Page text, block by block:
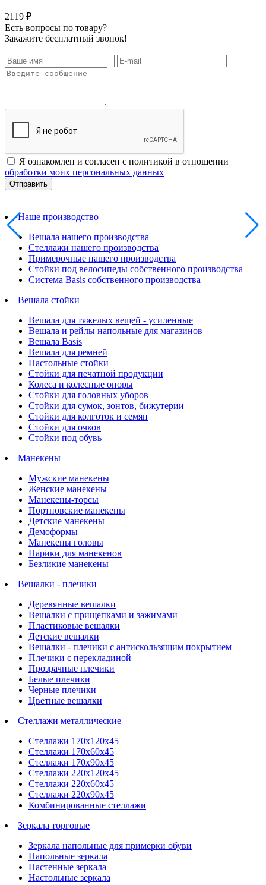
2119 ₽
Есть вопросы по товару?
Закажите бесплатный звонок!
Я ознакомлен и согласен с политикой в отношении
обработки моих персональных данных
Наше производство
Вешала нашего производства
Стеллажи нашего производства
Примерочные нашего производства
Стойки под велосипеды собственного производства
Система Basis собственного производства
Вешала стойки
Вешала для тяжелых вещей - усиленные
Вешала и рейлы напольные для магазинов
Вешала Basis
Вешала для ремней
Настольные стойки
Стойки для печатной продукции
Колеса и колесные опоры
Стойки для головных уборов
Стойки для сумок, зонтов, бижутерии
Стойки для колготок и семян
Стойки для очков
Стойки под обувь
Манекены
Мужские манекены
Женские манекены
Манекены-торсы
Портновские манекены
Детские манекены
Демоформы
Манекены головы
Парики для манекенов
Безликие манекены
Вешалки - плечики
Деревянные вешалки
Вешалки с прищепками и зажимами
Пластиковые вешалки
Детские вешалки
Вешалки - плечики с антискользящим покрытием
Плечики с перекладиной
Прозрачные плечики
Белые плечики
Черные плечики
Цветные вешалки
Стеллажи металлические
Стеллажи 170х120х45
Стеллажи 170х60х45
Стеллажи 170х90х45
Стеллажи 220х120х45
Стеллажи 220х60х45
Стеллажи 220х90х45
Комбинированные стеллажи
Зеркала торговые
Зеркала напольные для примерки обуви
Напольные зеркала
Настенные зеркала
Настольные зеркала